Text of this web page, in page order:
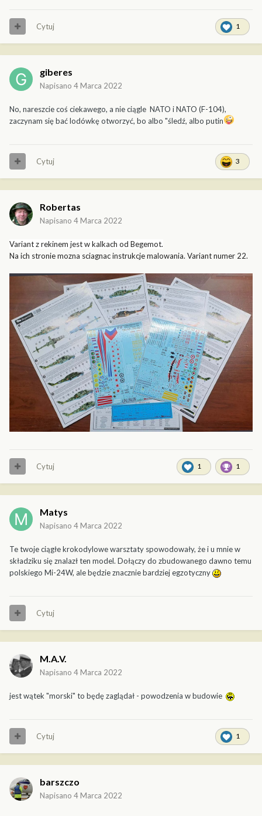
1
Cytuj
giberes
Napisano 4 Marca 2022
No, nareszcie coś ciekawego, a nie ciągle NATO i NATO (F-104),
zaczynam się bać lodówkę otworzyć, bo albo "śledź, albo putin
3
Cytuj
Robertas
Napisano 4 Marca 2022
Variant z rekinem jest w kalkach od Begemot.
Na ich stronie mozna sciagnac instrukcje malowania. Variant numer 22.
1 1
Cytuj
Matys
Napisano 4 Marca 2022
Te twoje ciągłe krokodylowe warsztaty spowodowały, że i u mnie w
składziku się znalazł ten model. Dołączy do zbudowanego dawno temu
polskiego Mi-24W, ale będzie znacznie bardziej egzotyczny
Cytuj
M.A.V.
Napisano 4 Marca 2022
jest wątek "morski" to będę zaglądał - powodzenia w budowie
1
Cytuj
barszczo
Napisano 4 Marca 2022